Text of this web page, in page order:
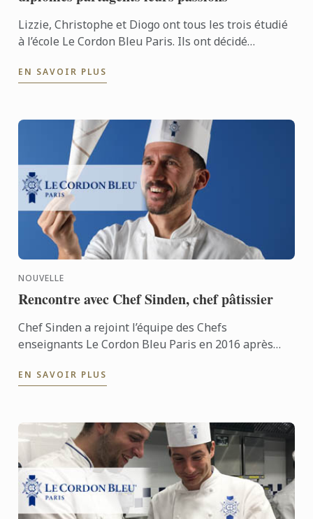
Lizzie, Christophe et Diogo ont tous les trois étudié
à l’école Le Cordon Bleu Paris. Ils ont décidé
Gastronomy. ...
EN SAVOIR PLUS
NOUVELLE
Rencontre avec Chef Sinden, chef pâtissier
Chef Sinden a rejoint l’équipe des Chefs
enseignants Le Cordon Bleu Paris en 2016 après
Aujourd’hui il s’épanouit ...
EN SAVOIR PLUS